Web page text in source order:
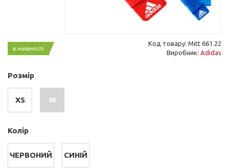
в наявності
Код товару: Mitt 661.22
Виробник: Adidas
Розмір
XS M
Колір
ЧЕРВОНИЙ СИНІЙ